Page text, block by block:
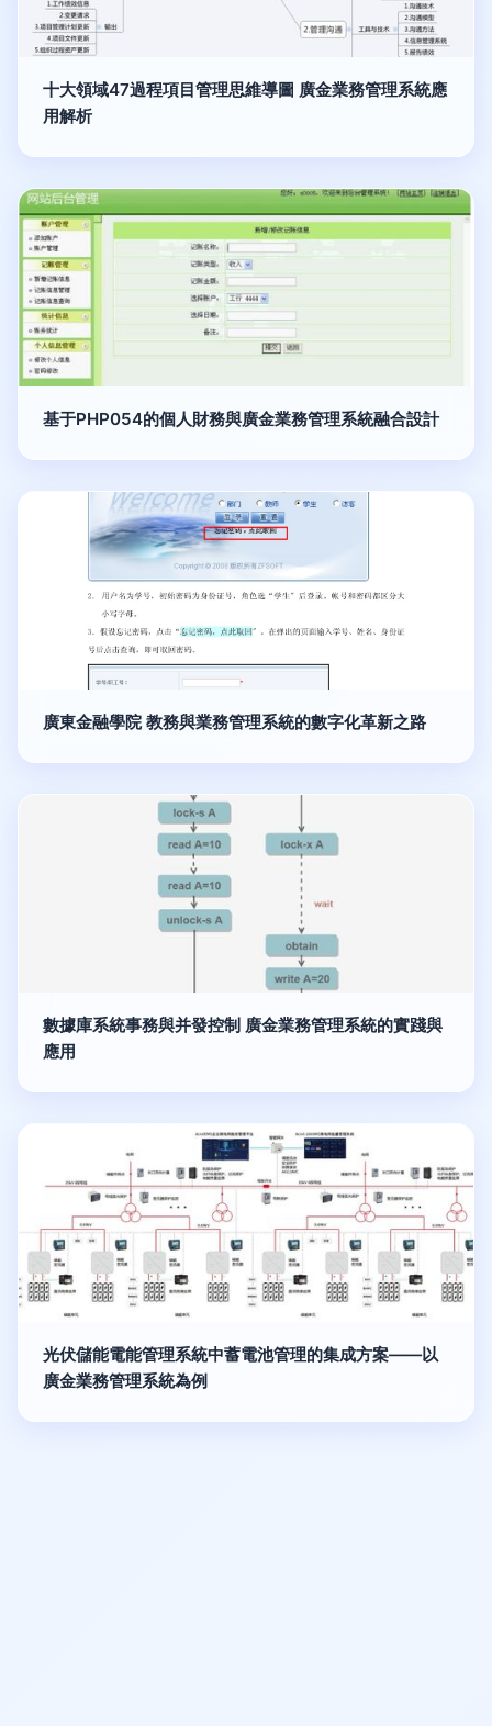
十大領域47過程項目管理思維導圖 廣金業務管理系統應
用解析
基于PHP054的個人財務與廣金業務管理系統融合設計
廣東金融學院 教務與業務管理系統的數字化革新之路
數據庫系統事務與并發控制 廣金業務管理系統的實踐與
應用
光伏儲能電能管理系統中蓄電池管理的集成方案——以
廣金業務管理系統為例